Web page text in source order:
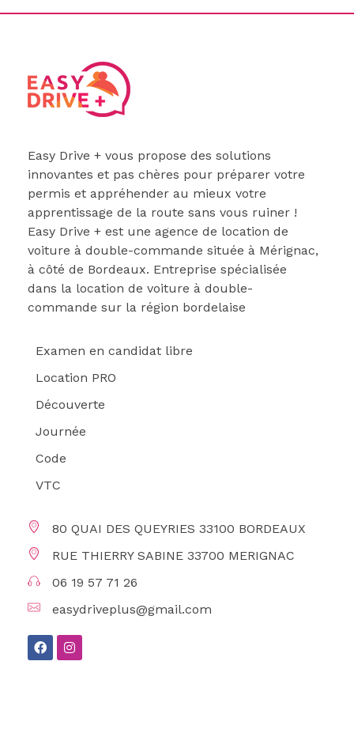
Easy Drive + vous propose des solutions
innovantes et pas chères pour préparer votre
permis et appréhender au mieux votre
apprentissage de la route sans vous ruiner !
Easy Drive + est une agence de location de
voiture à double-commande située à Mérignac,
à côté de Bordeaux. Entreprise spécialisée
dans la location de voiture à double-
commande sur la région bordelaise
Examen en candidat libre
Location PRO
Découverte
Journée
Code
VTC
80 QUAI DES QUEYRIES 33100 BORDEAUX
RUE THIERRY SABINE 33700 MERIGNAC
06 19 57 71 26
easydriveplus@gmail.com